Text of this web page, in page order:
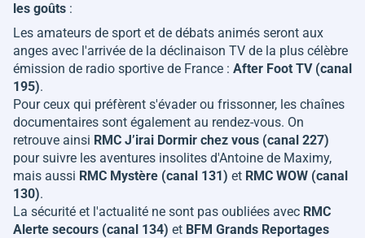
les goûts :
Les amateurs de sport et de débats animés seront aux
anges avec l'arrivée de la déclinaison TV de la plus célèbre
émission de radio sportive de France : After Foot TV (canal
195).
Pour ceux qui préfèrent s'évader ou frissonner, les chaînes
documentaires sont également au rendez-vous. On
retrouve ainsi RMC J’irai Dormir chez vous (canal 227)
pour suivre les aventures insolites d'Antoine de Maximy,
mais aussi RMC Mystère (canal 131) et RMC WOW (canal
130).
La sécurité et l'actualité ne sont pas oubliées avec RMC
Alerte secours (canal 134) et BFM Grands Reportages